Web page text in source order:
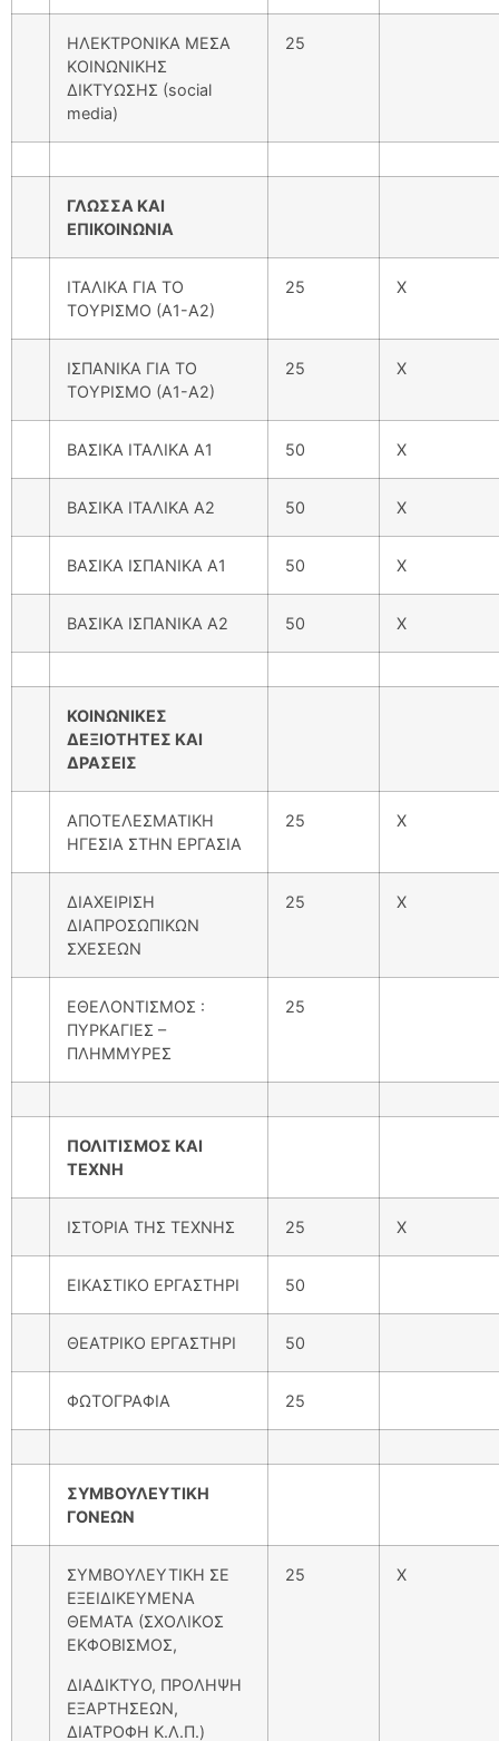
ΗΛΕΚΤΡΟΝΙΚΑ ΜΕΣΑ
ΚΟΙΝΩΝΙΚΗΣ
ΔΙΚΤΥΩΣΗΣ (social
media)
25
ΓΛΩΣΣΑ ΚΑΙ
ΕΠΙΚΟΙΝΩΝΙΑ
ΙΤΑΛΙΚΑ ΓΙΑ ΤΟ
ΤΟΥΡΙΣΜΟ (Α1-Α2)
25 Χ
ΙΣΠΑΝΙΚΑ ΓΙΑ ΤΟ
ΤΟΥΡΙΣΜΟ (Α1-Α2)
25 Χ
ΒΑΣΙΚΑ ΙΤΑΛΙΚΑ Α1 50 Χ
ΒΑΣΙΚΑ ΙΤΑΛΙΚΑ Α2 50 Χ
ΒΑΣΙΚΑ ΙΣΠΑΝΙΚΑ Α1 50 Χ
ΒΑΣΙΚΑ ΙΣΠΑΝΙΚΑ Α2 50 Χ
ΚΟΙΝΩΝΙΚΕΣ
ΔΕΞΙΟΤΗΤΕΣ ΚΑΙ
ΔΡΑΣΕΙΣ
ΑΠΟΤΕΛΕΣΜΑΤΙΚΗ
ΗΓΕΣΙΑ ΣΤΗΝ ΕΡΓΑΣΙΑ
25 Χ
ΔΙΑΧΕΙΡΙΣΗ
ΔΙΑΠΡΟΣΩΠΙΚΩΝ
ΣΧΕΣΕΩΝ
25 Χ
ΕΘΕΛΟΝΤΙΣΜΟΣ :
ΠΥΡΚΑΓΙΕΣ –
ΠΛΗΜΜΥΡΕΣ
25
ΠΟΛΙΤΙΣΜΟΣ ΚΑΙ
ΤΕΧΝΗ
ΙΣΤΟΡΙΑ ΤΗΣ ΤΕΧΝΗΣ 25 X
ΕΙΚΑΣΤΙΚΟ ΕΡΓΑΣΤΗΡΙ 50
ΘΕΑΤΡΙΚΟ ΕΡΓΑΣΤΗΡΙ 50
ΦΩΤΟΓΡΑΦΙΑ 25
ΣΥΜΒΟΥΛΕΥΤΙΚΗ
ΓΟΝΕΩΝ
ΣΥΜΒΟΥΛΕΥΤΙΚΗ ΣΕ
ΕΞΕΙΔΙΚΕΥΜΕΝΑ
ΘΕΜΑΤΑ (ΣΧΟΛΙΚΟΣ
ΕΚΦΟΒΙΣΜΟΣ,
ΔΙΑΔΙΚΤΥO, ΠΡΟΛΗΨΗ
ΕΞΑΡΤΗΣΕΩΝ,
ΔΙΑΤΡΟΦΗ Κ.Λ.Π.)
25 Χ